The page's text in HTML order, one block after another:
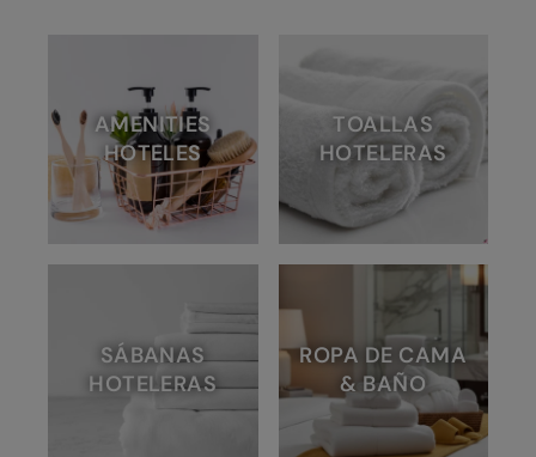
AMENITIES
HOTELES
TOALLAS
HOTELERAS
SÁBANAS
HOTELERAS
ROPA DE CAMA
& BAÑO